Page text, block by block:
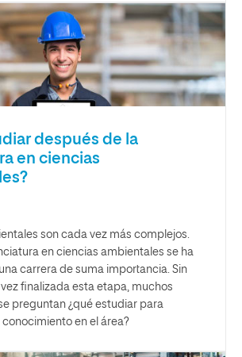
después de la
en ciencias
son cada vez más complejos.
en ciencias ambientales se ha
carrera de suma importancia. Sin
finalizada esta etapa, muchos
preguntan ¿qué estudiar para
en el área?